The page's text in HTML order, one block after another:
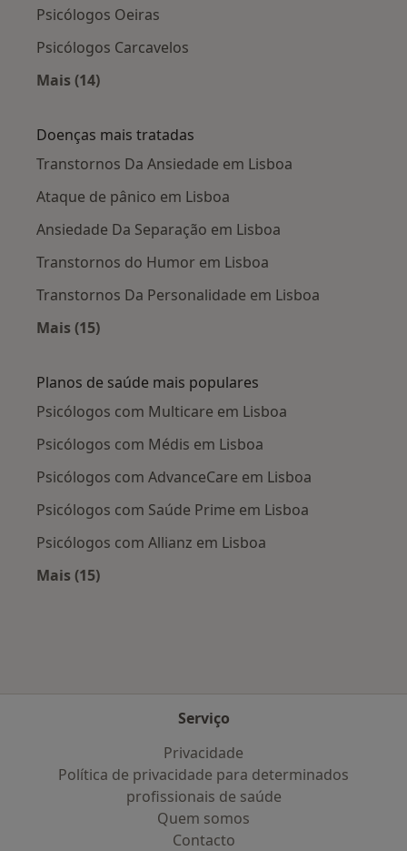
Psicólogos Oeiras
Psicólogos Carcavelos
Mais (14)
Doenças mais tratadas
Transtornos Da Ansiedade em Lisboa
Ataque de pânico em Lisboa
Ansiedade Da Separação em Lisboa
Transtornos do Humor em Lisboa
Transtornos Da Personalidade em Lisboa
Mais (15)
Planos de saúde mais populares
Psicólogos com Multicare em Lisboa
Psicólogos com Médis em Lisboa
Psicólogos com AdvanceCare em Lisboa
Psicólogos com Saúde Prime em Lisboa
Psicólogos com Allianz em Lisboa
Mais (15)
Serviço
Privacidade
Política de privacidade para determinados
profissionais de saúde
Quem somos
Contacto